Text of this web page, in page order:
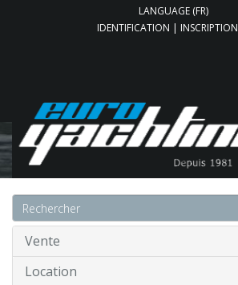
LANGUAGE (FR)
IDENTIFICATION | INSCRIPTION
Accueil
Vente
Location